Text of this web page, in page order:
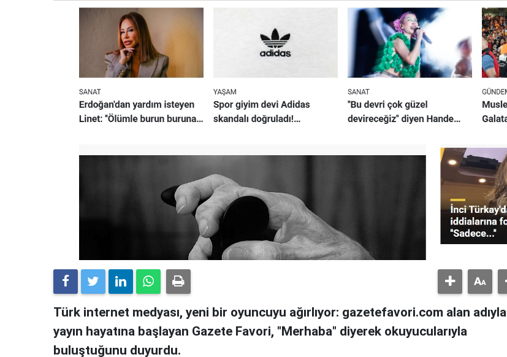
Türk internet medyası, yeni bir oyuncuyu ağırlıyor: gazetefavori.com alan adıyla
yayın hayatına başlayan Gazete Favori, "Merhaba" diyerek okuyucularıyla
buluştuğunu duyurdu.